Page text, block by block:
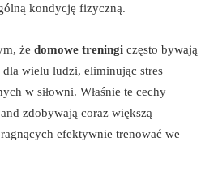
kondycję fizyczną.
że domowe treningi często bywają
wielu ludzi, eliminując stres
w siłowni. Właśnie te cechy
zdobywają coraz większą
efektywnie trenować we